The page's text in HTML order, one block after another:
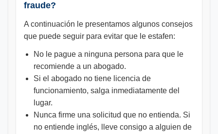
fraude?
A continuación le presentamos algunos consejos
que puede seguir para evitar que le estafen:
No le pague a ninguna persona para que le
recomiende a un abogado.
Si el abogado no tiene licencia de
funcionamiento, salga inmediatamente del
lugar.
Nunca firme una solicitud que no entienda. Si
no entiende inglés, lleve consigo a alguien de